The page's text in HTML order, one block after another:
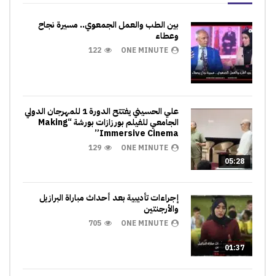
بين الطب والعمل الجمعوي.. مسيرة نجاح
وعطاء
ONE MINUTE
122
05:28
علي الحسيني يفتتح الدورة 1 للمهرجان الدولي
الجامعي للفيلم بورزازات بورشة “Making
Immersive Cinema”
ONE MINUTE
129
01:37
إجراءات تأديبية بعد أحداث مباراة البرازيل
والأرجنتين
ONE MINUTE
705